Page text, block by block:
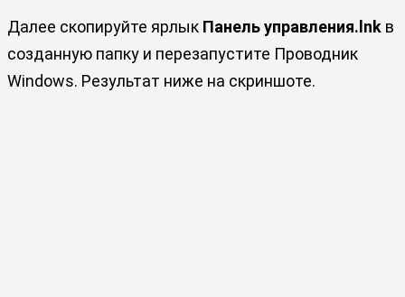
Далее скопируйте ярлык Панель управления.lnk в
созданную папку и перезапустите Проводник
Windows. Результат ниже на скриншоте.